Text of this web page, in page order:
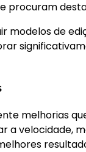
procuram
modelos de
melhorias
a velocidade,